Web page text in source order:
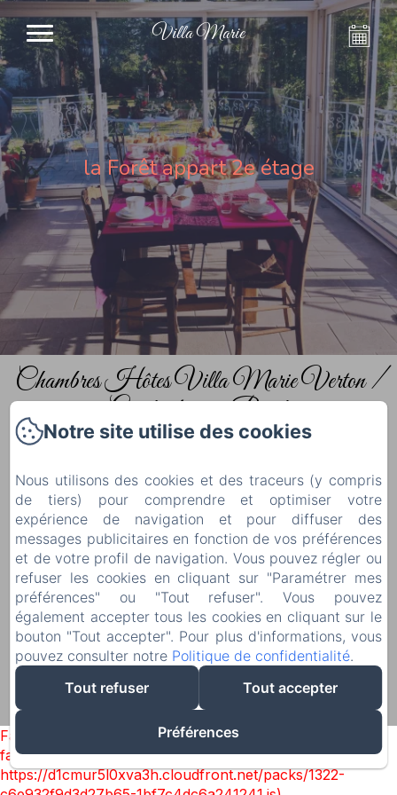
Villa Marie
la Forêt appart 2e étage
Chambres Hôtes Villa Marie Verton /
Gîte la discrète Berck
Les Chambres d'hôtes
Tourisme
Contact & Accès
Politique de confidentialité
Informations légales
Informations sur les cookies
Créé par Amenitiz
Failed to load BookingEngine/index: Loading chunk 1322
failed. (missing:
https://d1cmur5l0xva3h.cloudfront.net/packs/1322-
Notre site utilise des cookies
Nous utilisons des cookies et des traceurs (y compris
de tiers) pour comprendre et optimiser votre
expérience de navigation et pour diffuser des
messages publicitaires en fonction de vos préférences
et de votre profil de navigation. Vous pouvez régler ou
refuser les cookies en cliquant sur "Paramétrer mes
préférences" ou "Tout refuser". Vous pouvez
également accepter tous les cookies en cliquant sur le
bouton "Tout accepter". Pour plus d'informations, vous
pouvez consulter notre Politique de confidentialité.
Tout refuser
Tout accepter
Préférences